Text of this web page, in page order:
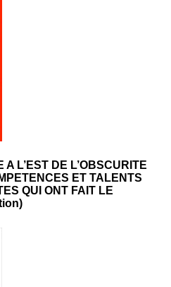
L’EST DE L’OBSCURITE
ET TALENTS
QUI ONT FAIT LE